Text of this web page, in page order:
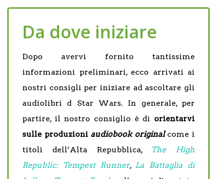
Da dove iniziare
Dopo avervi fornito tantissime
informazioni preliminari, ecco arrivati ai
nostri consigli per iniziare ad ascoltare gli
audiolibri d Star Wars. In generale, per
partire, il nostro consiglio è di orientarvi
sulle produzioni audiobook originalcome i
titoli dell’Alta Repubblica, The High
Republic: Tempest Runner, La Battaglia di